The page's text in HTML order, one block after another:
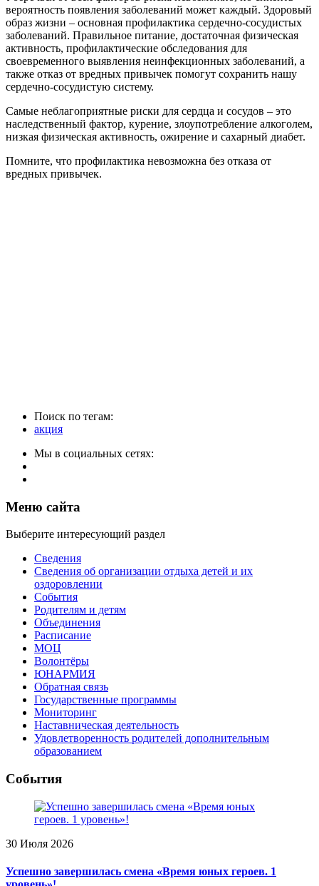
вероятность появления заболеваний может каждый. Здоровый
образ жизни – основная профилактика сердечно-сосудистых
заболеваний. Правильное питание, достаточная физическая
активность, профилактические обследования для
своевременного выявления неинфекционных заболеваний, а
также отказ от вредных привычек помогут сохранить нашу
сердечно-сосудистую систему.
Самые неблагоприятные риски для сердца и сосудов – это
наследственный фактор, курение, злоупотребление алкоголем,
низкая физическая активность, ожирение и сахарный диабет.
Помните, что профилактика невозможна без отказа от
вредных привычек.
Поиск по тегам:
акция
Мы в социальных сетях:
Меню сайта
Выберите интересующий раздел
Сведения
Сведения об организации отдыха детей и их
оздоровлении
События
Родителям и детям
Объединения
Расписание
МОЦ
Волонтёры
ЮНАРМИЯ
Обратная связь
Государственные программы
Мониторинг
Наставническая деятельность
Удовлетворенность родителей дополнительным
образованием
События
30 Июля 2026
Успешно завершилась смена «Время юных героев. 1